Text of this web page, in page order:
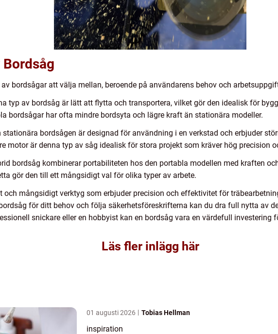
Bordsåg
bordsågar att välja mellan, beroende på användarens behov och
typ av bordsåg är lätt att flytta och transportera, vilket gör den idealisk för
bordsågar har ofta mindre bordsyta och lägre kraft än stationära modeller.
bordsågen är designad för användning i en verkstad och erbjuder
motor är denna typ av såg idealisk för stora projekt som kräver hög precision
bordsåg kombinerar portabiliteten hos den portabla modellen med kraften
gör den till ett mångsidigt val för olika typer av arbete.
och mångsidigt verktyg som erbjuder precision och effektivitet för
för ditt behov och följa säkerhetsföreskrifterna kan du dra full nytta av
snickare eller en hobbyist kan en bordsåg vara en värdefull investering
Läs fler inlägg här
01 augusti 2026 Tobias Hellman
inspiration